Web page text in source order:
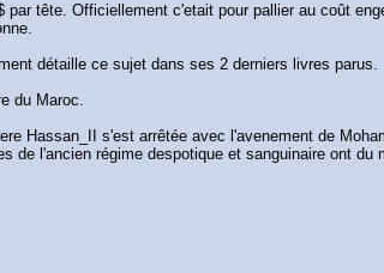
tête. Officiellement c'etait pour pallier au coût
détaille ce sujet dans ses 2 derniers livres parus.
du Maroc.
Hassan_II s'est arrêtée avec l'avenement de
de l'ancien régime despotique et sanguinaire ont